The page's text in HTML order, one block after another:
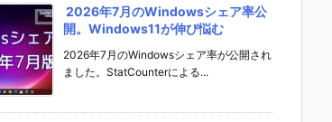
2026年7月のWindowsシェア率公
開。Windows11が伸び悩む
2026年7月のWindowsシェア率が公開され
ました。StatCounterによる...